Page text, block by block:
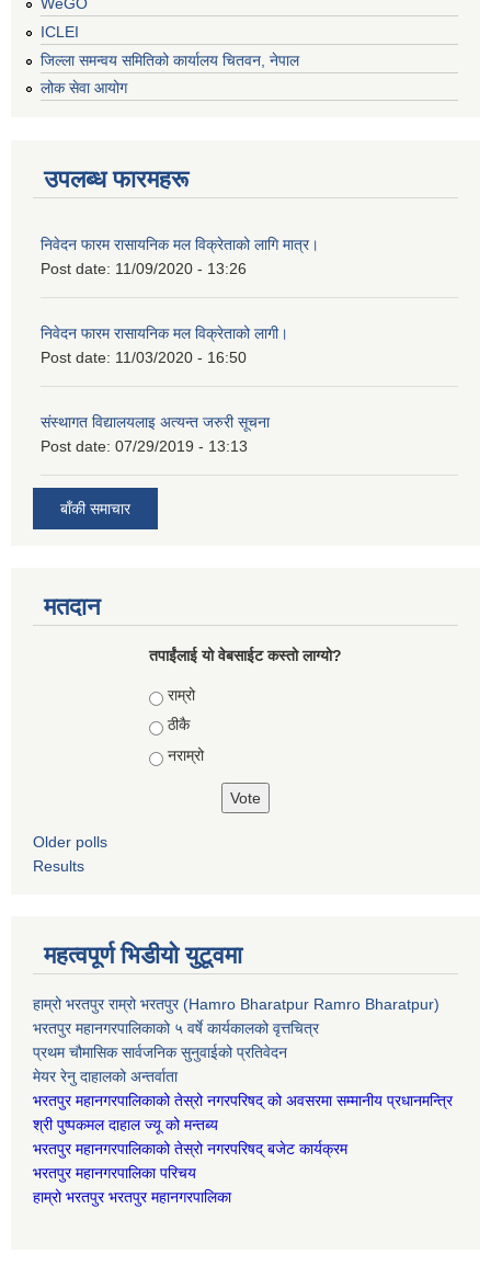
ICLEI
जिल्ला समन्वय समितिको कार्यालय चितवन, नेपाल
लोक सेवा आयोग
उपलब्ध फारमहरू
निवेदन फारम रासायनिक मल विक्रेताको लागि मात्र।
Post date: 11/09/2020 - 13:26
निवेदन फारम रासायनिक मल विक्रेताको लागी।
Post date: 11/03/2020 - 16:50
संस्थागत विद्यालयलाइ अत्यन्त जरुरी सूचना
Post date: 07/29/2019 - 13:13
बाँकी समाचार
मतदान
तपाईंलाई यो वेबसाईट कस्तो लाग्यो?
Choices
राम्रो
ठीकै
नराम्रो
Older polls
Results
महत्वपूर्ण भिडीयो युटूवमा
हाम्रो भरतपुर राम्रो भरतपुर (Hamro Bharatpur Ramro Bharatpur)
भरतपुर महानगरपालिकाको ५ वर्षे कार्यकालको वृत्तचित्र
प्रथम चौमासिक सार्वजनिक सुनुवाईको प्रतिवेदन
मेयर रेनु दाहालको अन्तर्वाता
भरतपुर महानगरपालिकाको तेस्रो नगरपरिषद् को अवसरमा सम्मानीय प्रधानमन्त्रि
श्री पुष्पकमल दाहाल ज्यू को मन्तब्य
भरतपुर महानगरपालिकाको तेस्रो नगरपरिषद् बजेट कार्यक्रम
भरतपुर महानगरपालिका परिचय
हाम्रो भरतपुर भरतपुर महानगरपालिका